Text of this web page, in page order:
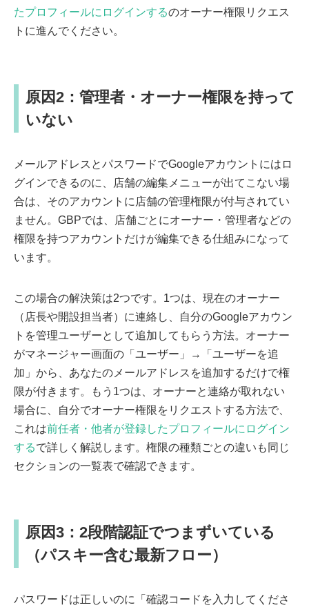
たプロフィールにログインするのオーナー権限リクエス
トに進んでください。
原因2：管理者・オーナー権限を持って
いない
メールアドレスとパスワードでGoogleアカウントにはロ
グインできるのに、店舗の編集メニューが出てこない場
合は、そのアカウントに店舗の管理権限が付与されてい
ません。GBPでは、店舗ごとにオーナー・管理者などの
権限を持つアカウントだけが編集できる仕組みになって
います。
この場合の解決策は2つです。1つは、現在のオーナー
（店長や開設担当者）に連絡し、自分のGoogleアカウン
トを管理ユーザーとして追加してもらう方法。オーナー
がマネージャー画面の「ユーザー」→「ユーザーを追
加」から、あなたのメールアドレスを追加するだけで権
限が付きます。もう1つは、オーナーと連絡が取れない
場合に、自分でオーナー権限をリクエストする方法で、
これは前任者・他者が登録したプロフィールにログイン
するで詳しく解説します。権限の種類ごとの違いも同じ
セクションの一覧表で確認できます。
原因3：2段階認証でつまずいている
（パスキー含む最新フロー）
パスワードは正しいのに「確認コードを入力してくださ